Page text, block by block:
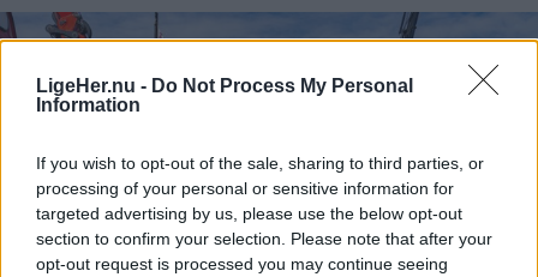
LigeHer.nu - Do Not Process My Personal
Information
If you wish to opt-out of the sale, sharing to third parties, or
processing of your personal or sensitive information for
targeted advertising by us, please use the below opt-out
section to confirm your selection. Please note that after your
opt-out request is processed you may continue seeing
Formørkelsen topper omkring klokken 20.00, kort
før solnedgang, hvilket giver gode muligheder for
at opleve fænomenet fra steder med frit udsyn
mod vest.
For mange nordjyder kan kysterne, fjordene og de
åbne landskaber danne en flot ramme om den
sjældne naturoplevelse, hvis vejret arter sig.